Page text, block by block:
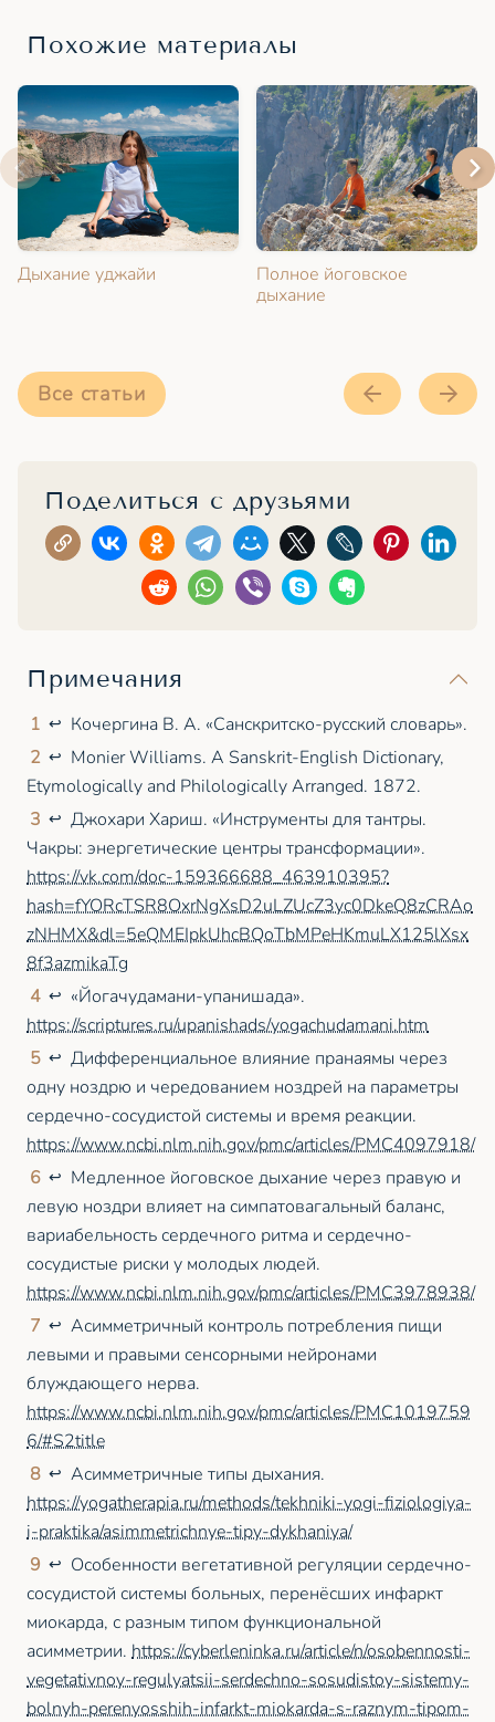
Похожие материалы
Дыхание уджайи
Полное йоговское
дыхание
Все статьи
Поделиться с друзьями
Примечания
1 ↩ Кочергина В. А. «Санскритско-русский словарь».
2 ↩ Monier Williams. A Sanskrit-English Dictionary,
Etymologically and Philologically Arranged. 1872.
3 ↩ Джохари Хариш. «Инструменты для тантры.
Чакры: энергетические центры трансформации».
https://vk.com/doc-159366688_463910395?
hash=fYORcTSR8OxrNgXsD2uLZUcZ3yc0DkeQ8zCRAo
zNHMX&dl=5eQMEIpkUhcBQoTbMPeHKmuLX125lXsx
8f3azmikaTg
4 ↩ «Йогачудамани-упанишада».
https://scriptures.ru/upanishads/yogachudamani.htm
5 ↩ Дифференциальное влияние пранаямы через
одну ноздрю и чередованием ноздрей на параметры
сердечно-сосудистой системы и время реакции.
https://www.ncbi.nlm.nih.gov/pmc/articles/PMC4097918/
6 ↩ Медленное йоговское дыхание через правую и
левую ноздри влияет на симпатовагальный баланс,
вариабельность сердечного ритма и сердечно-
сосудистые риски у молодых людей.
https://www.ncbi.nlm.nih.gov/pmc/articles/PMC3978938/
7 ↩ Асимметричный контроль потребления пищи
левыми и правыми сенсорными нейронами
блуждающего нерва.
https://www.ncbi.nlm.nih.gov/pmc/articles/PMC1019759
6/#S2title
8 ↩ Асимметричные типы дыхания.
https://yogatherapia.ru/methods/tekhniki-yogi-fiziologiya-
i-praktika/asimmetrichnye-tipy-dykhaniya/
9 ↩ Особенности вегетативной регуляции сердечно-
сосудистой системы больных, перенёсших инфаркт
миокарда, с разным типом функциональной
асимметрии. https://cyberleninka.ru/article/n/osobennosti-
vegetativnoy-regulyatsii-serdechno-sosudistoy-sistemy-
bolnyh-perenyosshih-infarkt-miokarda-s-raznym-tipom-